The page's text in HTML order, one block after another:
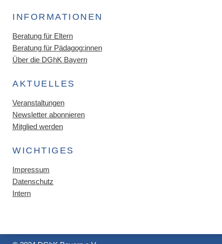
INFORMATIONEN
Beratung für Eltern
Beratung für Pädagog:innen
Über die DGhK Bayern
AKTUELLES
Veranstaltungen
Newsletter abonnieren
Mitglied werden
WICHTIGES
Impressum
Datenschutz
Intern